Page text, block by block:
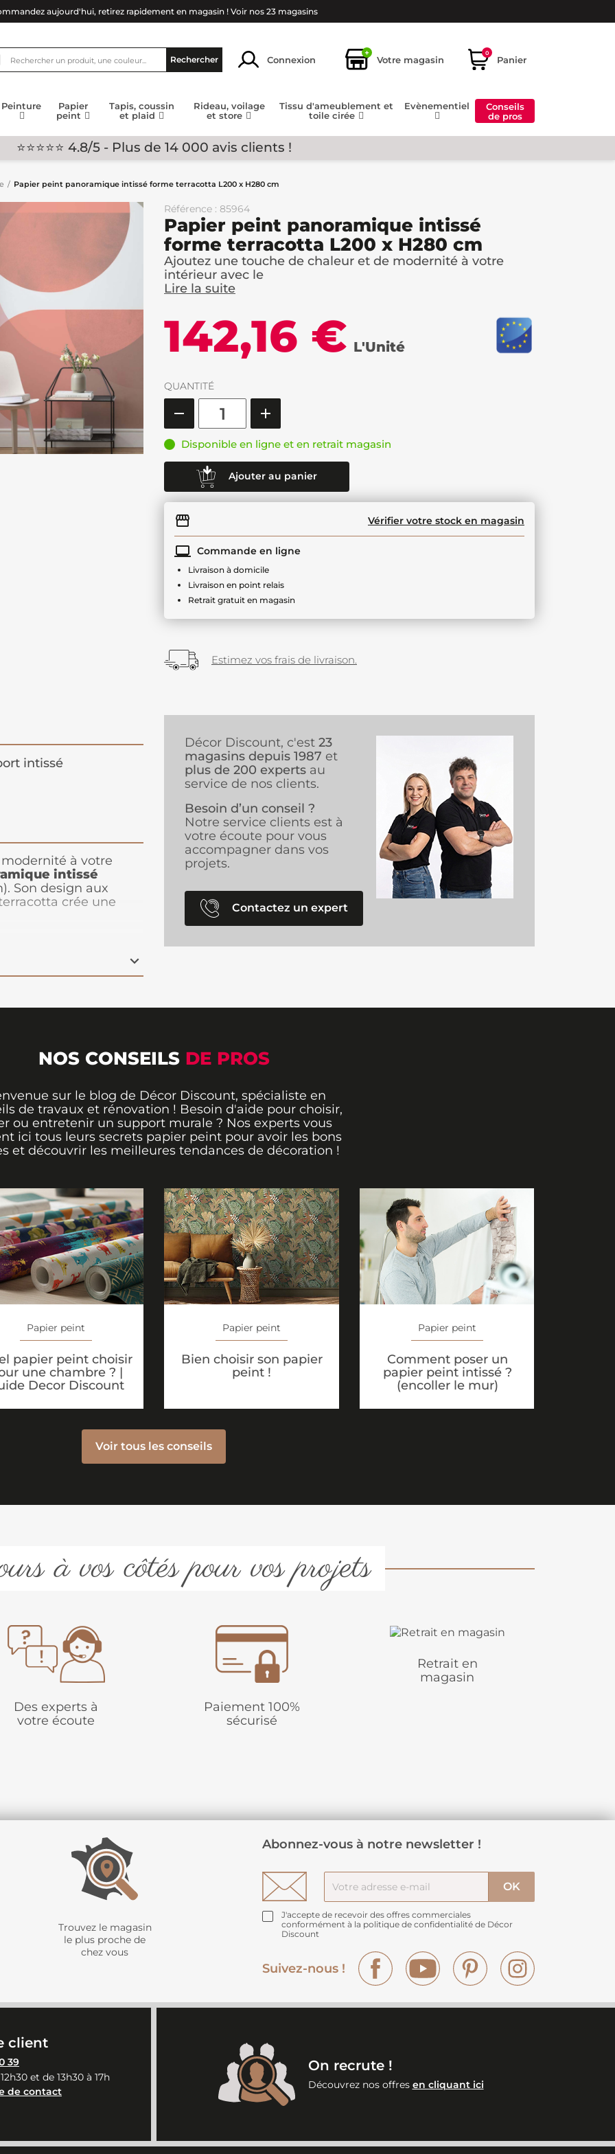
aujourd'hui, retirez rapidement en magasin ! Voir nos 23 magasins
Rechercher Connexion
+
Votre magasin
0
Panier
Peinture
Papier
peint
Tapis, coussin
et plaid
Rideau, voilage
et store
Tissu d'ameublement et
toile cirée
Evènementiel
Conseils
de pros
⭐⭐⭐⭐⭐ 4.8/5 - Plus de 14 000 avis clients !
Papier peint panoramique intissé forme terracotta L200 x H280 cm
Référence : 85964
Papier peint panoramique intissé
forme terracotta L200 x H280 cm
Ajoutez une touche de chaleur et de modernité à votre
intérieur avec le
Lire la suite
142,16 € L'Unité
QUANTITÉ
Disponible en ligne et en retrait magasin
Ajouter au panier
Vérifier votre stock en magasin
Commande en ligne
Livraison à domicile
Livraison en point relais
Retrait gratuit en magasin
Estimez vos frais de livraison.
intissé
à votre
intissé
Son design aux
crée une
motif épuré et les
dans
espaceavec
Décor Discount, c'est 23
magasins depuis 1987 et
plus de 200 experts au
service de nos clients.
Besoin d’un conseil ?
Notre service clients est à
votre écoute pour vous
accompagner dans vos
projets.
Contactez un expert
NOS CONSEILS DE PROS
sur le blog de Décor Discount, spécialiste en
de travaux et rénovation ! Besoin d'aide pour choisir,
ou entretenir un support murale ? Nos experts vous
ici tous leurs secrets papier peint pour avoir les bons
et découvrir les meilleures tendances de décoration !
Papier peint
papier peint choisir
une chambre ? |
Decor Discount
Papier peint
Bien choisir son papier
peint !
Papier peint
Comment poser un
papier peint intissé ?
(encoller le mur)
Voir tous les conseils
à vos côtés pour vos projets
Des experts à
votre écoute
Paiement 100%
sécurisé
Retrait en
magasin
Trouvez le magasin
le plus proche de
chez vous
Abonnez-vous à notre newsletter !
J'accepte de recevoir des offres commerciales
conformément à la politique de confidentialité de Décor
Discount
Suivez-nous !
Facebook YouTube Pinterest
client
39
et de 13h30 à 17h
de contact
On recrute !
Découvrez nos offres en cliquant ici